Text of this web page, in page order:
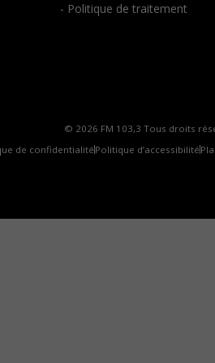
- Politique de traitement
© 2026 FM 103,3 Tous droits
de confidentialité Politique d’accessibilité